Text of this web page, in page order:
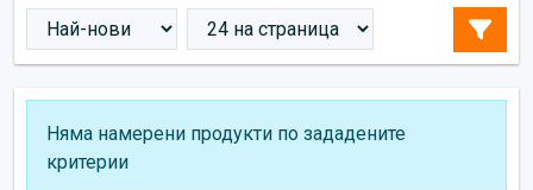
Няма намерени продукти по зададените
критерии